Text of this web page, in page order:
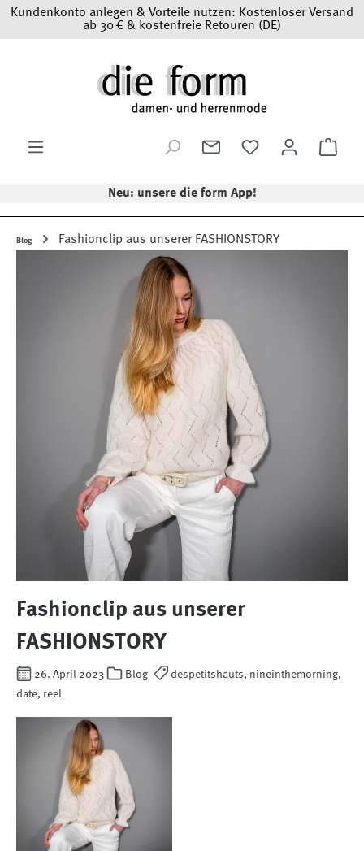
Zum Hauptinhalt springen
Kundenkonto anlegen & Vorteile nutzen: Kostenloser Versand
ab 30 € & kostenfreie Retouren (DE)
Neu: unsere die form App!
Blog Fashionclip aus unserer FASHIONSTORY
Fashionclip aus unserer
FASHIONSTORY
26. April 2023 Blog
despetitshauts, nineinthemorning,
date, reel